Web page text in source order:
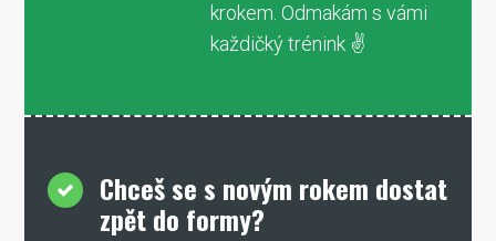
krokem. Odmakám s vámi
každičký trénink ✌
Chceš se s novým rokem dostat
zpět do formy?